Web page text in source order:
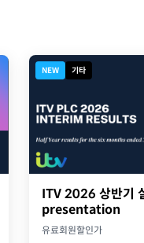
NEW 기타
ITV 2026 상반기
presentation
유료회원할인가